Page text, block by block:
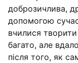
доброзичлива,
допомогою
вчилися
багато, але
після того, як